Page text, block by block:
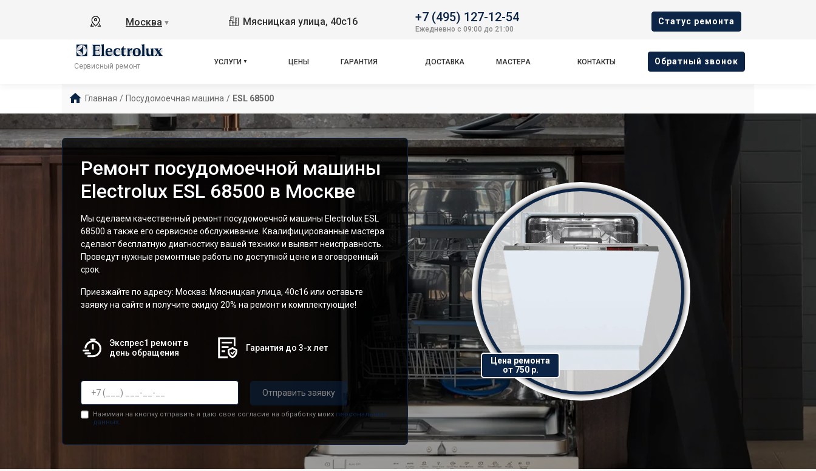
Москва ▼ Мясницкая улица, 40с16 +7 (495) 127-12-54
Ежедневно с 09:00 до 21:00
Cтатус ремонта
Сервисный ремонт
УСЛУГИ ЦЕНЫ ГАРАНТИЯ ДОСТАВКА МАСТЕРА КОНТАКТЫ Oбратный звонок
Главная / Посудомоечная машина / ESL 68500
Ремонт посудомоечной машины
Electrolux ESL 68500 в Москве
Мы сделаем качественный ремонт посудомоечной машины Electrolux ESL
68500 а также его сервисное обслуживание. Квалифицированные мастера
сделают бесплатную диагностику вашей техники и выявят неисправность.
Проведут нужные ремонтные работы по доступной цене и в оговоренный
срок.
Приезжайте по адресу: Москва: Мясницкая улица, 40с16 или оставьте
заявку на сайте и получите скидку 20% на ремонт и комплектующие!
Экспрес1 ремонт в
день обращения
Гарантия до 3-х лет
Отправить заявку
Нажимая на кнопку отправить я даю свое согласие на обработку моих персональных
данных.
Цена ремонта
от 750 р.